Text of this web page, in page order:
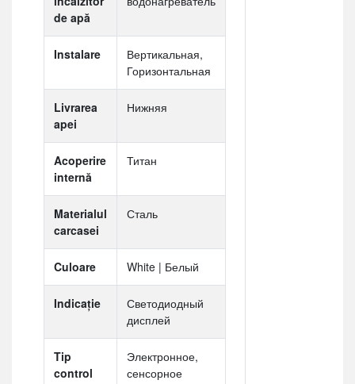
de apă
Instalare
Вертикальная,
Горизонтальная
Livrarea
apei
Нижняя
Acoperire
internă
Титан
Materialul
carcasei
Сталь
Culoare White | Белый
Indicaţie
Светодиодный
дисплей
Tip
control
Электронное,
сенсорное